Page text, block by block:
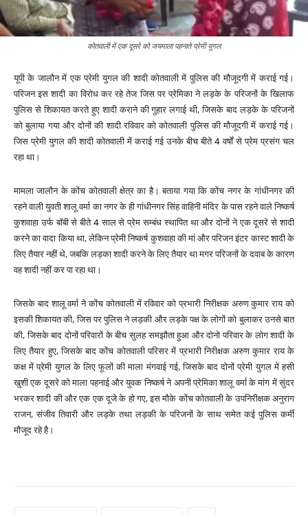
कोतवाली में एक दूसरे को जयमाला पहनाते प्रेमी युगल
यूपी के जालौन में एक प्रेमी युगल की शादी कोतवाली में पुलिस की मौजूदगी में कराई गई।
परिजन इस शादी का विरोध कर रहे तेज जिस पर प्रेमिका ने लड़के के परिजनों के खिलाफ
पुलिस से शिकायत करते हुए शादी कराने की गुहार लगाई थी, जिसके बाद लड़के के परिजनों
को बुलाया गया और दोनों की शादी रविवार को कोतवाली पुलिस की मौजूदगी में कराई गई।
जिस प्रेमी युगल की शादी कोतवाली में कराई गई उनके बीच बीते 4 वर्षों से प्रेम प्रसंग चल
रहा था।
मामला जालौन के कोंच कोतवाली क्षेत्र का है। बताया गया कि कोंच नगर के गांधीनगर की
रहने वाली युवती शालू वर्मा का नगर के ही गांधीनगर सिंह वाहिनी मंदिर के पास रहने वाले निष्कर्ष
कुशवाहा उर्फ बॉबी से बीते 4 साल से प्रेम सम्बंध स्थापित था और दोनों ने एक दूसरे से शादी
करने का वादा किया था, लेकिन प्रेमी निष्कर्ष कुशवाहा की मां और परिजन इंटर कास्ट शादी के
लिए तैयार नहीं थे, जबकि लड़का शादी करने के लिए तैयार था मगर परिजनों के दवाब के कारण
वह शादी नहीं कर पा रहा था।
जिसके बाद शालू वर्मा ने कोंच कोतवाली में रविवार को प्रभारी निरीक्षक अरुण कुमार राय को
इसकी शिकायत की, जिस पर पुलिस ने लड़की और लड़के पक्ष के लोगों को बुलाकर उनसे बात
की, जिसके बाद दोनों परिवारों के बीच सुलह समझौता हुआ और दोनो परिवार के लोग शादी के
लिए तैयार हुए, जिसके बाद कोंच कोतवाली परिसर में प्रभारी निरीक्षक अरुण कुमार राय के
कक्ष में प्रेमी युगल के लिए फूलों की माला मंगवाई गई, जिसके बाद दोनों प्रेमी युगल में हसी
खुशी एक दूसरे को माला पहनाई और युवक निष्कर्ष ने अपनी प्रेमिका शालू वर्मा के मांग में सुंदर
भरकर शादी की और एक एक दूजे के हो गए, इस मौके कोंच कोतवाली के उपनिरीक्षक अनुराग
राजन, संजीव तिवारी और लड़के तथा लड़की के परिजनों के साथ समेत कई पुलिस कर्मी
मौजूद रहे है।